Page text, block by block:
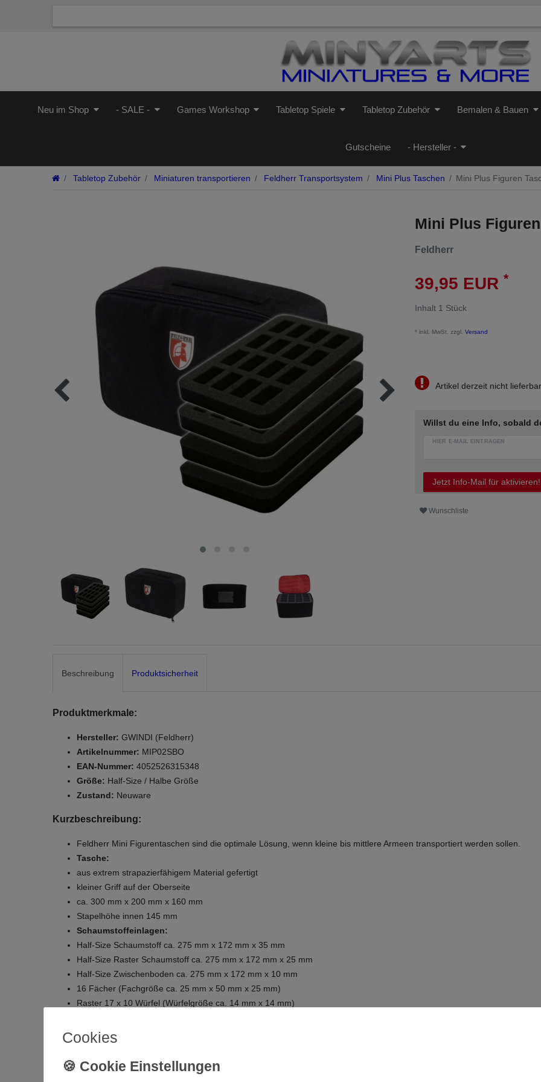
Neu im Shop - SALE - Games Workshop Tabletop Spiele Tabletop Zubehör Bemalen & Bauen
Gutscheine - Hersteller -
Tabletop Zubehör Miniaturen transportieren Feldherr Transportsystem Mini Plus Taschen Mini Plus Figuren
Mini Plus
Feldherr
39,95 EUR *
Inhalt 1 Stück
* inkl. MwSt. zzgl. Versand
Artikel derzeit nicht lieferbar
Willst du eine Info, sobald
HIER E-MAIL EINTRAGEN
Jetzt Info-Mail für aktivieren!
Wunschliste
Beschreibung Produktsicherheit
Produktmerkmale:
Hersteller: GWINDI (Feldherr)
Artikelnummer: MIP02SBO
EAN-Nummer: 4052526315348
Größe: Half-Size / Halbe Größe
Zustand: Neuware
Kurzbeschreibung:
Feldherr Mini Figurentaschen sind die optimale Lösung, wenn kleine bis mittlere Armeen transportiert werden sollen.
Tasche:
aus extrem strapazierfähigem Material gefertigt
kleiner Griff auf der Oberseite
ca. 300 mm x 200 mm x 160 mm
Stapelhöhe innen 145 mm
Schaumstoffeinlagen:
Half-Size Schaumstoff ca. 275 mm x 172 mm x 35 mm
Half-Size Raster Schaumstoff ca. 275 mm x 172 mm x 25 mm
Half-Size Zwischenboden ca. 275 mm x 172 mm x 10 mm
16 Fächer (Fachgröße ca. 25 mm x 50 mm x 25 mm)
Raster 17 x 10 Würfel (Würfelgröße ca. 14 mm x 14 mm)
hochwertiger, feinporiger Schaumstoff
dieser Half-Size Raster Schaumstoff ist selbstklebend! Einfach Folie abziehen und auf den Zwischenboden kleben -
Cookies